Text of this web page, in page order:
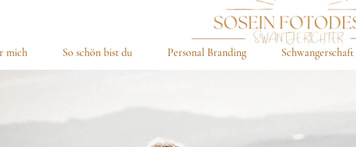
mich So schön bist du Personal Branding Schwangerschaft